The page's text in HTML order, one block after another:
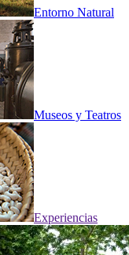
Entorno Natural
Museos y Teatros
Experiencias